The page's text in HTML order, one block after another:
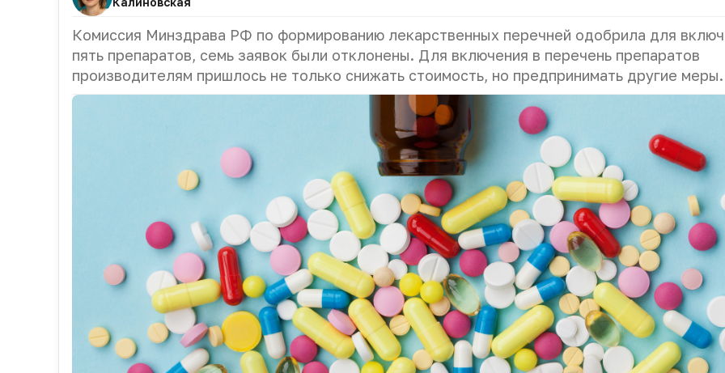
Комиссия Минздрава РФ по формированию лекарственных перечней одобрила для
пять препаратов, семь заявок были отклонены. Для включения в перечень препаратов
производителям пришлось не только снижать стоимость, но предпринимать другие меры.